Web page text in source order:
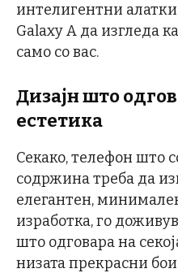
интелигентни алатки
Galaxy A да изгледа
само со вас.
Дизајн што
естетика
Секако, телефон што
содржина треба да
елегантен,
изработка, го
што одговара на
низата прекрасни